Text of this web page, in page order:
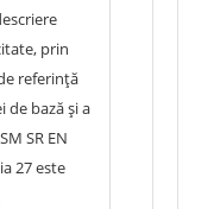
sau mai
urmare,
că
cu
în mod
în vedere
atribuire
prin
referință
de bază și a
SR EN
27 este
și faianță